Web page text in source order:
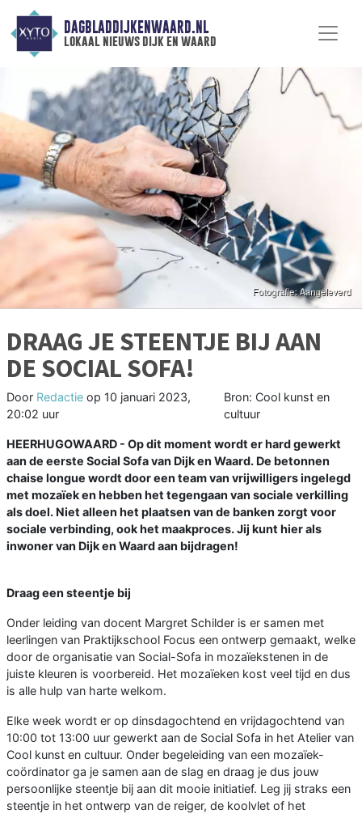
DAGBLADDIJKENWAARD.NL
lokaal nieuws dijk en waard
DRAAG JE STEENTJE BIJ AAN
DE SOCIAL SOFA!
Door Redactie op 10 januari 2023,
20:02 uur
Bron: Cool kunst en
cultuur
HEERHUGOWAARD - Op dit moment wordt er hard gewerkt
aan de eerste Social Sofa van Dijk en Waard. De betonnen
chaise longue wordt door een team van vrijwilligers ingelegd
met mozaïek en hebben het tegengaan van sociale verkilling
als doel. Niet alleen het plaatsen van de banken zorgt voor
sociale verbinding, ook het maakproces. Jij kunt hier als
inwoner van Dijk en Waard aan bijdragen!
Draag een steentje bij
Onder leiding van docent Margret Schilder is er samen met
leerlingen van Praktijkschool Focus een ontwerp gemaakt, welke
door de organisatie van Social-Sofa in mozaïekstenen in de
juiste kleuren is voorbereid. Het mozaïeken kost veel tijd en dus
is alle hulp van harte welkom.
Elke week wordt er op dinsdagochtend en vrijdagochtend van
10:00 tot 13:00 uur gewerkt aan de Social Sofa in het Atelier van
Cool kunst en cultuur. Onder begeleiding van een mozaïek-
coördinator ga je samen aan de slag en draag je dus jouw
persoonlijke steentje bij aan dit mooie initiatief. Leg jij straks een
steentje in het ontwerp van de reiger, de koolvlet of het